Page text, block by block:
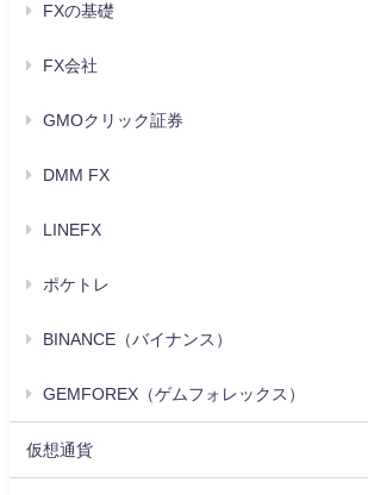
FXの基礎
FX会社
GMOクリック証券
DMM FX
LINEFX
ポケトレ
BINANCE（バイナンス）
GEMFOREX（ゲムフォレックス）
仮想通貨